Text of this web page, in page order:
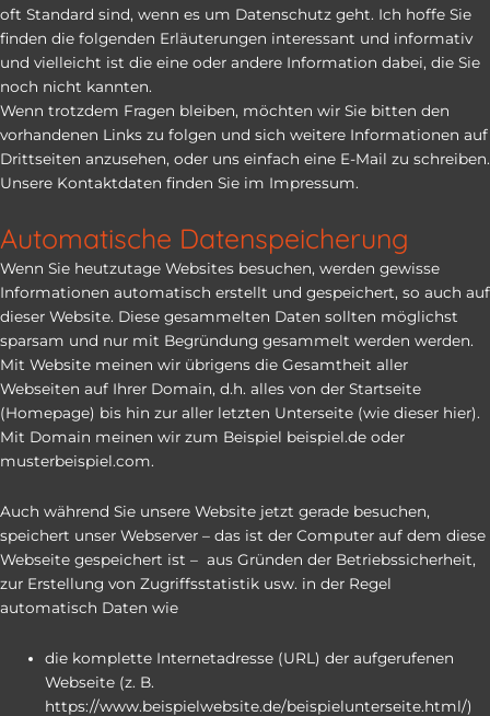
oft Standard sind, wenn es um Datenschutz geht. Ich hoffe Sie
finden die folgenden Erläuterungen interessant und informativ
und vielleicht ist die eine oder andere Information dabei, die Sie
noch nicht kannten.
Wenn trotzdem Fragen bleiben, möchten wir Sie bitten den
vorhandenen Links zu folgen und sich weitere Informationen auf
Drittseiten anzusehen, oder uns einfach eine E-Mail zu schreiben.
Unsere Kontaktdaten finden Sie im Impressum.
Automatische Datenspeicherung
Wenn Sie heutzutage Websites besuchen, werden gewisse
Informationen automatisch erstellt und gespeichert, so auch auf
dieser Website. Diese gesammelten Daten sollten möglichst
sparsam und nur mit Begründung gesammelt werden werden.
Mit Website meinen wir übrigens die Gesamtheit aller
Webseiten auf Ihrer Domain, d.h. alles von der Startseite
(Homepage) bis hin zur aller letzten Unterseite (wie dieser hier).
Mit Domain meinen wir zum Beispiel beispiel.de oder
musterbeispiel.com.
Auch während Sie unsere Website jetzt gerade besuchen,
speichert unser Webserver – das ist der Computer auf dem diese
Webseite gespeichert ist – aus Gründen der Betriebssicherheit,
zur Erstellung von Zugriffsstatistik usw. in der Regel
automatisch Daten wie
die komplette Internetadresse (URL) der aufgerufenen
Webseite (z. B.
https://www.beispielwebsite.de/beispielunterseite.html/)